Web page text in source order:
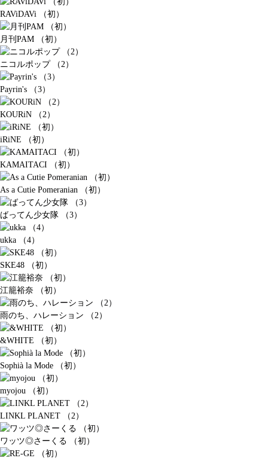
RAViDAVi （初）
月刊PAM （初）
ニコルポップ （2）
Payrin's （3）
KOURiN （2）
iRiNE （初）
KAMAITACI （初）
As a Cutie Pomeranian （初）
ばってん少女隊 （3）
ukka （4）
SKE48 （初）
江籠裕奈 （初）
雨のち、ハレーション （2）
&WHITE （初）
Sophià la Mode （初）
myojou （初）
LINKL PLANET （2）
ワッツ◎さーくる （初）